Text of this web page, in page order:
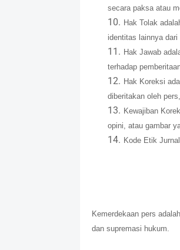
secara paksa atau
Hak Tolak
identitas lainnya
Hak Jawab
terhadap
Hak Koreksi
diberitakan oleh
Kewajiban
opini, atau gambar
Kode Etik
Kemerdekaan pers
dan supremasi hukum.